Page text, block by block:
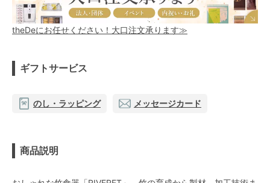
theDeにお任せください！大口注文承ります≫
ギフトサービス
のし・ラッピング メッセージカード
商品説明